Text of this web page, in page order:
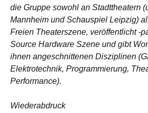
die Gruppe sowohl an Stadttheatern
Mannheim und Schauspiel Leipzig)
Freien Theaterszene, veröffentlicht -
Source Hardware Szene und gibt
ihnen angeschnittenen Disziplinen
Elektrotechnik, Programmierung,
Performance).
Wiederabdruck